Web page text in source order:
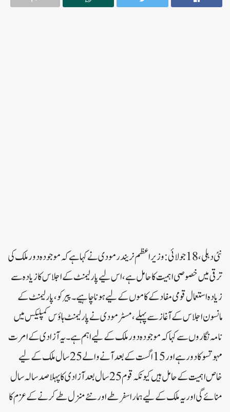
نئی دہلی، 18 جولائی: وزیر اعظم نریندر مودی نے کہا ہے کہ موجودہ دور ملک کی
ترقی میں خصوصی اہمیت کا حامل ہے، اس لیے پارلیمنٹ کے اجلاس کا زیادہ سے
زیادہ استعمال قومی مفاد کے کاموں کے لیے ہونا چاہیے۔پیر کو، پارلیمنٹ کے
مانسون اجلاس کے آغاز سے پہلے، مسٹر مودی نے پارلیمنٹ ہاؤس کمپلیکس میں
نامہ نگاروں سے کہا کہ موجودہ دور ملک کے لیے اہم ہے۔ یہ آزادی کے امرت
مہوتسو کا دور ہے اور 15 اگست کے بعد آنے والے 25 سال ملک کے لیے
خاص اہمیت کے حامل ہیں کیونکہ قوم 25 سال بعد آزادی کا پہلا صد سالہ سال
منائے گی اور یہ ملک کے لیے ہمارا سفر طے اور نئے منزل طے کرنے کے عزم کا